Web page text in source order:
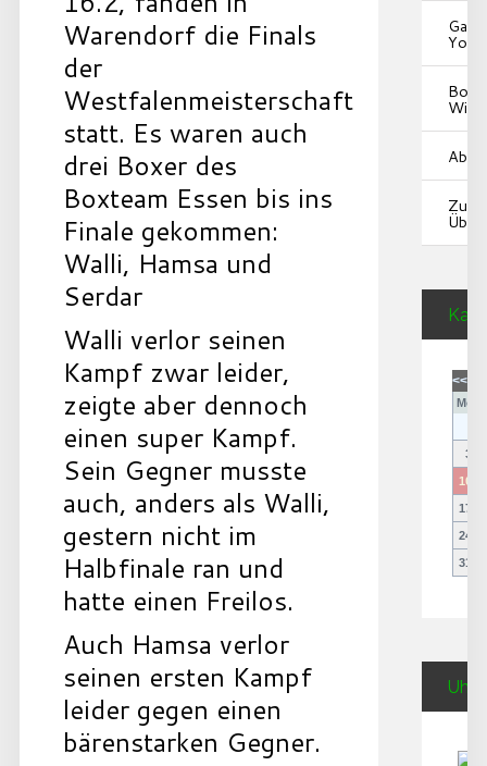
Warendorf die Finals
der
Westfalenmeisterschaft
statt. Es waren auch
drei Boxer des
Boxteam Essen bis ins
Finale gekommen:
Walli, Hamsa und
Serdar
Walli verlor seinen
Kampf zwar leider,
zeigte aber dennoch
einen super Kampf.
Sein Gegner musste
auch, anders als Walli,
gestern nicht im
Halbfinale ran und
hatte einen Freilos.
Auch Hamsa verlor
seinen ersten Kampf
leider gegen einen
bärenstarken Gegner.
Box-
Wiki
Zur
<<
Mo
3
10
17
24
31